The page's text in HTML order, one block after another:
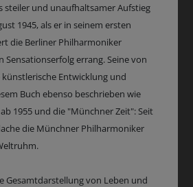
steiler und unaufhaltsamer Aufstieg
1945, als er in seinem ersten
die Berliner Philharmoniker
Sensationserfolg errang. Seine von
Entwicklung und
Buch ebenso beschrieben wie
1955 und die "Münchner Zeit": Seit
die Münchner Philharmoniker
Gesamtdarstellung von Leben und